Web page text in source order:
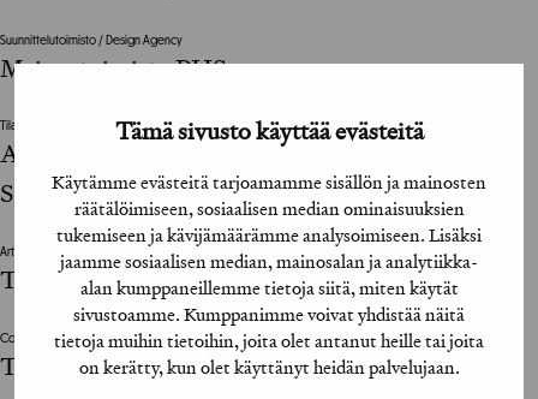
Tämä sivusto käyttää evästeitä
Käytämme evästeitä tarjoamamme sisällön ja mainosten
räätälöimiseen, sosiaalisen median ominaisuuksien
tukemiseen ja kävijämäärämme analysoimiseen. Lisäksi
jaamme sosiaalisen median, mainosalan ja analytiikka-
alan kumppaneillemme tietoja siitä, miten käytät
sivustoamme. Kumppanimme voivat yhdistää näitä
tietoja muihin tietoihin, joita olet antanut heille tai joita
on kerätty, kun olet käyttänyt heidän palvelujaan.
Suunnittelutoimisto / Design Agency
Mainostoimisto PHS
Tilaajan vastuuhenkilö / Clients Representative
Ami Miettinen, Saila Kuutti, Lotta Fredrikson,
Salla Kekki, Mika Markkula
Art Director
Tuukka Tujula
Copywriter
Taro Korhonen